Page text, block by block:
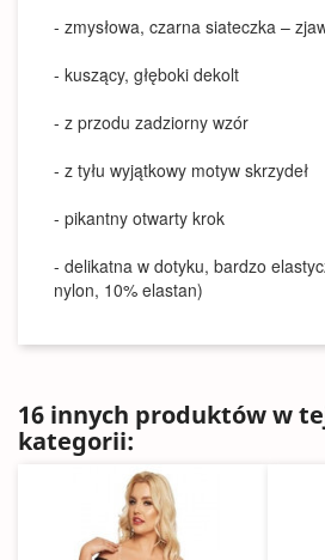
- zmysłowa, czarna siateczka –
- kuszący, głęboki dekolt
- z przodu zadziorny wzór
- z tyłu wyjątkowy motyw skrzydeł
- pikantny otwarty krok
- delikatna w dotyku, bardzo
nylon, 10% elastan)
16 innych produktów w
kategorii: